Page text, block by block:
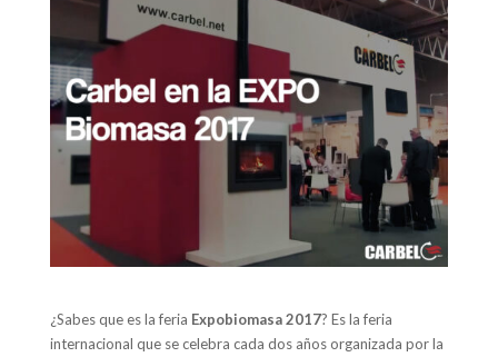
¿Sabes que es la feria Expobiomasa 2017? Es la feria
internacional que se celebra cada dos años organizada por la